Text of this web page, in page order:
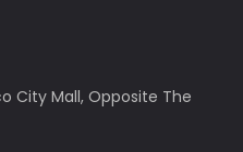
City Mall, Opposite The